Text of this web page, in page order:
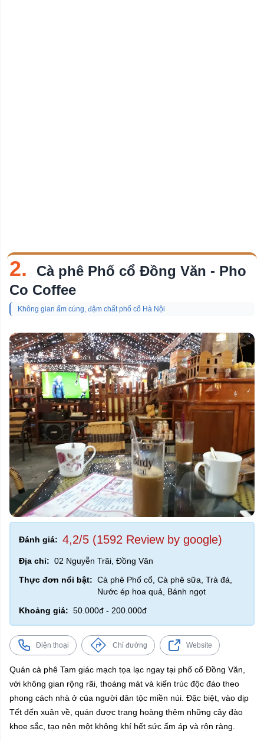
2.
Cà phê Phố cổ Đồng Văn - Pho
Co Coffee
Không gian ấm cúng, đậm chất phố cổ Hà Nội
Đánh giá: 4,2/5 (1592 Review by google)
Địa chỉ: 02 Nguyễn Trãi, Đồng Văn
Thực đơn nổi bật: Cà phê Phố cổ, Cà phê sữa, Trà đá,
Nước ép hoa quả, Bánh ngọt
Khoảng giá: 50.000đ - 200.000đ
Điện thoại Chỉ đường Website
Quán cà phê Tam giác mạch tọa lạc ngay tại phố cổ Đồng Văn,
với không gian rộng rãi, thoáng mát và kiến trúc độc đáo theo
phong cách nhà ở của người dân tộc miền núi. Đặc biệt, vào dịp
Tết đến xuân về, quán được trang hoàng thêm những cây đào
khoe sắc, tạo nên một không khí hết sức ấm áp và rộn ràng.